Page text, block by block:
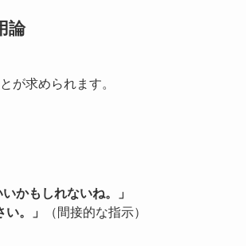
論
が求められます。
かもしれないね。」
。」
（間接的な指示）